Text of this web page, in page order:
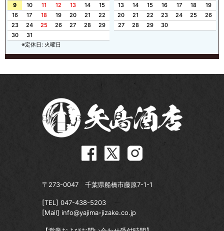
9
10 11 12 13 14
15
16
17 18 19 20 21
22
23
24 25 26 27 28
29
30
31
13
14 15 16 17 18
19
20
21 22 23 24 25
26
27
28 29 30
※定休日: 火曜日
〒273-0047 千葉県船橋市藤原7-1-1
[TEL] 047-438-5203
[Mail] info@yajima-jizake.co.jp